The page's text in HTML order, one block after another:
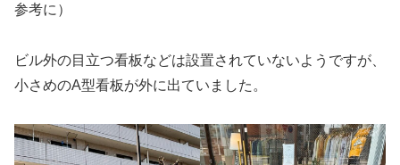
参考に）
ビル外の目立つ看板などは設置されていないようですが、
小さめのA型看板が外に出ていました。